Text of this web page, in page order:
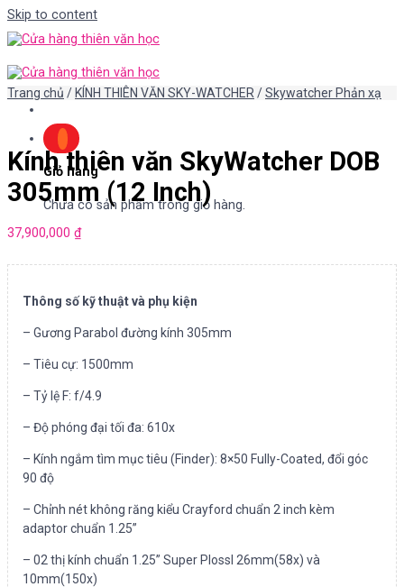
Skip to content
Giỏ hàng
Chưa có sản phẩm trong giỏ hàng.
Trang chủ / KÍNH THIÊN VĂN SKY-WATCHER /Skywatcher Phản xạ
Kính thiên văn SkyWatcher DOB
305mm (12 Inch)
37,900,000 ₫
Thông số kỹ thuật và phụ kiện
– Gương Parabol đường kính 305mm
– Tiêu cự: 1500mm
– Tỷ lệ F: f/4.9
– Độ phóng đại tối đa: 610x
– Kính ngắm tìm mục tiêu (Finder): 8×50 Fully-Coated, đổi góc
90 độ
– Chỉnh nét không răng kiểu Crayford chuẩn 2 inch kèm
adaptor chuẩn 1.25”
– 02 thị kính chuẩn 1.25” Super Plossl 26mm(58x) và
10mm(150x)